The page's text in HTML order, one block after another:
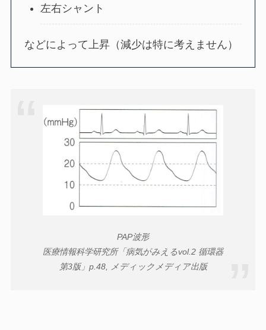
左右シャント
などによって上昇（減少は特に考えません）
PAP波形
医療情報科学研究所「病気がみえるvol.2 循環器
第3版」p.48, メディックメディア出版